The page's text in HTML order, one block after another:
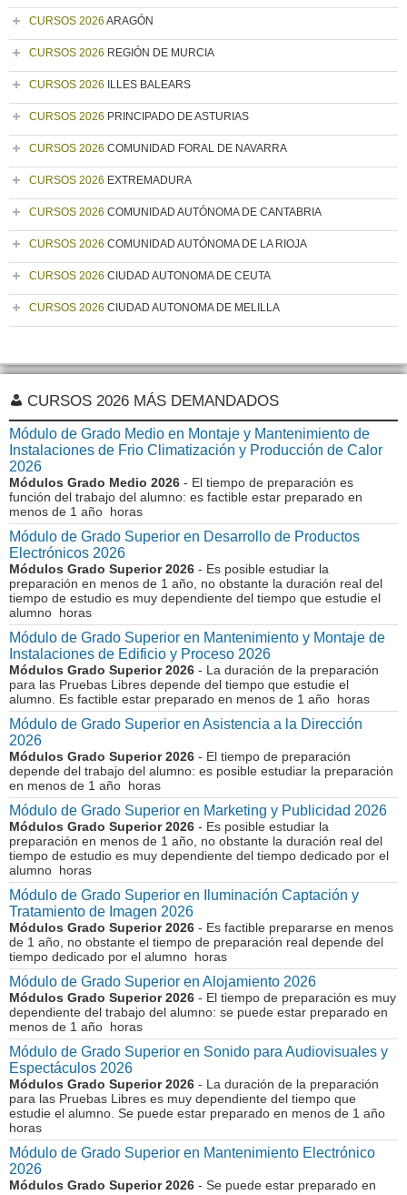
CURSOS 2026 ARAGÓN
CURSOS 2026 REGIÓN DE MURCIA
CURSOS 2026 ILLES BALEARS
CURSOS 2026 PRINCIPADO DE ASTURIAS
CURSOS 2026 COMUNIDAD FORAL DE NAVARRA
CURSOS 2026 EXTREMADURA
CURSOS 2026 COMUNIDAD AUTÓNOMA DE CANTABRIA
CURSOS 2026 COMUNIDAD AUTÓNOMA DE LA RIOJA
CURSOS 2026 CIUDAD AUTONOMA DE CEUTA
CURSOS 2026 CIUDAD AUTONOMA DE MELILLA
CURSOS 2026 MÁS DEMANDADOS
Módulo de Grado Medio en Montaje y Mantenimiento de
Instalaciones de Frio Climatización y Producción de Calor
2026
Módulos Grado Medio 2026 - El tiempo de preparación es
función del trabajo del alumno: es factible estar preparado en
menos de 1 año horas
Módulo de Grado Superior en Desarrollo de Productos
Electrónicos 2026
Módulos Grado Superior 2026 - Es posible estudiar la
preparación en menos de 1 año, no obstante la duración real del
tiempo de estudio es muy dependiente del tiempo que estudie el
alumno horas
Módulo de Grado Superior en Mantenimiento y Montaje de
Instalaciones de Edificio y Proceso 2026
Módulos Grado Superior 2026 - La duración de la preparación
para las Pruebas Libres depende del tiempo que estudie el
alumno. Es factible estar preparado en menos de 1 año horas
Módulo de Grado Superior en Asistencia a la Dirección
2026
Módulos Grado Superior 2026 - El tiempo de preparación
depende del trabajo del alumno: es posible estudiar la preparación
en menos de 1 año horas
Módulo de Grado Superior en Marketing y Publicidad 2026
Módulos Grado Superior 2026 - Es posible estudiar la
preparación en menos de 1 año, no obstante la duración real del
tiempo de estudio es muy dependiente del tiempo dedicado por el
alumno horas
Módulo de Grado Superior en Iluminación Captación y
Tratamiento de Imagen 2026
Módulos Grado Superior 2026 - Es factible prepararse en menos
de 1 año, no obstante el tiempo de preparación real depende del
tiempo dedicado por el alumno horas
Módulo de Grado Superior en Alojamiento 2026
Módulos Grado Superior 2026 - El tiempo de preparación es muy
dependiente del trabajo del alumno: se puede estar preparado en
menos de 1 año horas
Módulo de Grado Superior en Sonido para Audiovisuales y
Espectáculos 2026
Módulos Grado Superior 2026 - La duración de la preparación
para las Pruebas Libres es muy dependiente del tiempo que
estudie el alumno. Se puede estar preparado en menos de 1 año
horas
Módulo de Grado Superior en Mantenimiento Electrónico
2026
Módulos Grado Superior 2026 - Se puede estar preparado en